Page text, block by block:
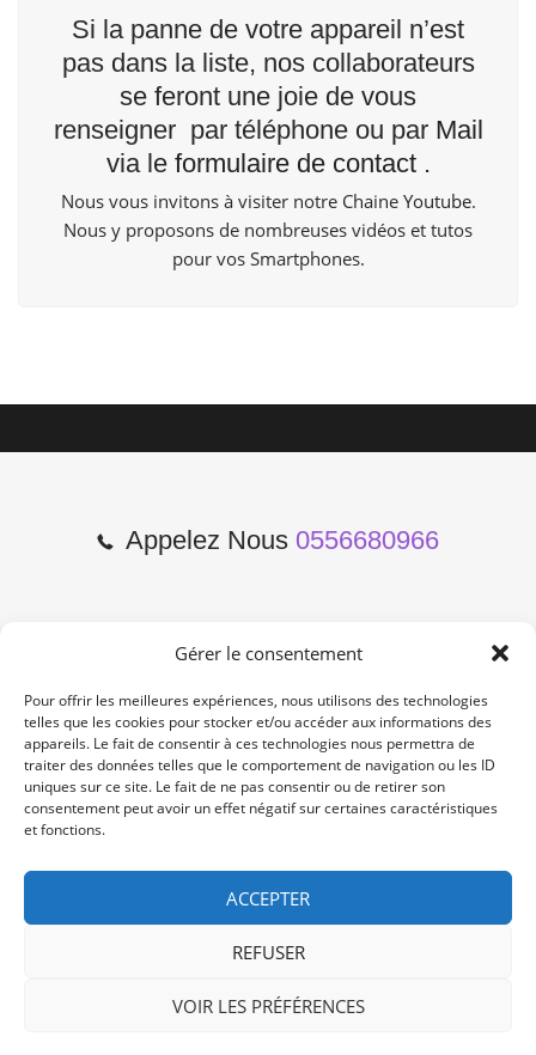
Gérer le consentement
Pour offrir les meilleures expériences, nous utilisons des technologies
telles que les cookies pour stocker et/ou accéder aux informations des
appareils. Le fait de consentir à ces technologies nous permettra de
traiter des données telles que le comportement de navigation ou les ID
uniques sur ce site. Le fait de ne pas consentir ou de retirer son
consentement peut avoir un effet négatif sur certaines caractéristiques
et fonctions.
ACCEPTER
REFUSER
VOIR LES PRÉFÉRENCES
Si la panne de votre appareil n’est
pas dans la liste, nos collaborateurs
se feront une joie de vous
renseigner par téléphone ou par Mail
via le formulaire de contact.
Nous vous invitons à visiter notre Chaine Youtube.
Nous y proposons de nombreuses vidéos et tutos
pour vos Smartphones.
Appelez Nous 0556680966
2 Cours de l'Yser 33800
Bordeaux
Lun-Samedi: 10:00 -19:00
Non Stop
/ /